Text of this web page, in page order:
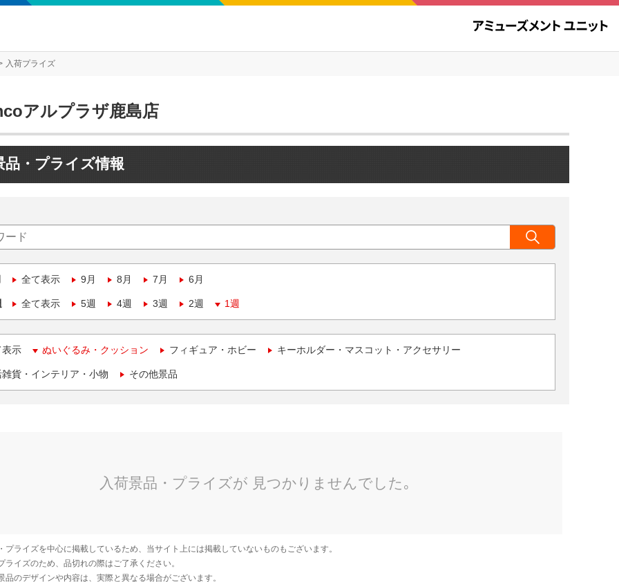
入荷プライズ
アルプラザ鹿島店
品・プライズ情報
全て表示 9月 8月 7月 6月
全て表示 5週 4週 3週 2週 1週
表示 ぬいぐるみ・クッション フィギュア・ホビー キーホルダー・マスコット・アクセサリー
貨・インテリア・小物 その他景品